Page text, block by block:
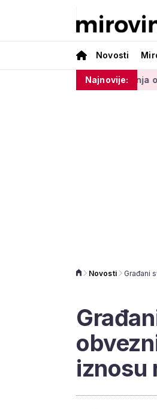
Novosti
Najnovije:
Od učenja o internet
Novosti
iznosu